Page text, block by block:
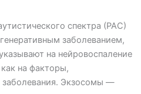
спектра (РАС)
заболеванием,
на нейровоспаление
на факторы,
Экзосомы —